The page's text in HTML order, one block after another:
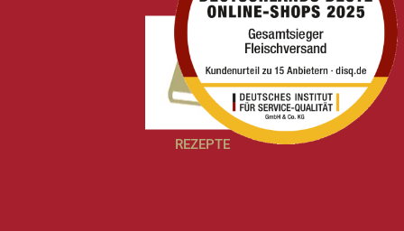
REZEPTE